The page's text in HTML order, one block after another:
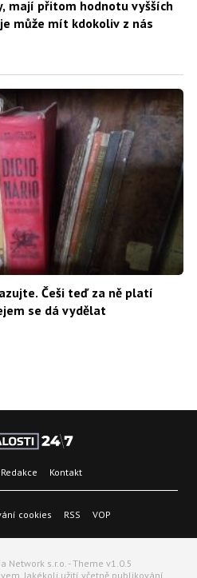
mají přitom hodnotu vyšších
může mít kdokoliv z nás
Češi teď za ně platí
se dá vydělat
Redakce Kontakt
cookies RSS VOP
s.r.o. - Theme v1.0.5
Jakékoli užití včetně publikování